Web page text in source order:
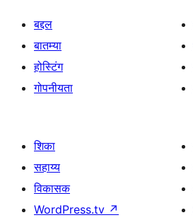
बद्दल
बातम्या
होस्टिंग
गोपनीयता
शिका
सहाय्य
विकासक
WordPress.tv ↗